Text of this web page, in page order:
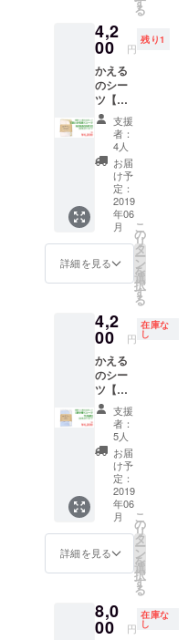
お話し
た「人
工呼吸
器を使
う超重
症児
の 在
宅での
入浴習
慣につ
て」、
いずれ
もパ
ワーポ
イント
をPDF
をメー
ルに添
送りし
ます。
※講演内
容が全
て分か
るもの
ではあ
りませ
んが、
ポイン
トはお
分かり
けると
思いま
る
4,2
00 円
残り1
かえる
のシー
ツ【想
いが花
咲く
シーツ
HANAS
AKU】
1枚＆お
礼の
メッ
セージ
支援
者：
4人
お届
け予
定：
2019
年06
月
詳細を見る
こ
の
リ
タ
ー
ン
を
選
択
す
る
4,2
00 円
在庫な
し
かえる
のシー
ツ【夢
が輝く
シーツ
YUME
】1枚＆
お礼の
メッ
セージ
支援
者：
5人
お届
け予
定：
2019
年06
月
詳細を見る
こ
の
リ
タ
ー
ン
を
選
択
す
る
8,0
00 円
在庫な
し